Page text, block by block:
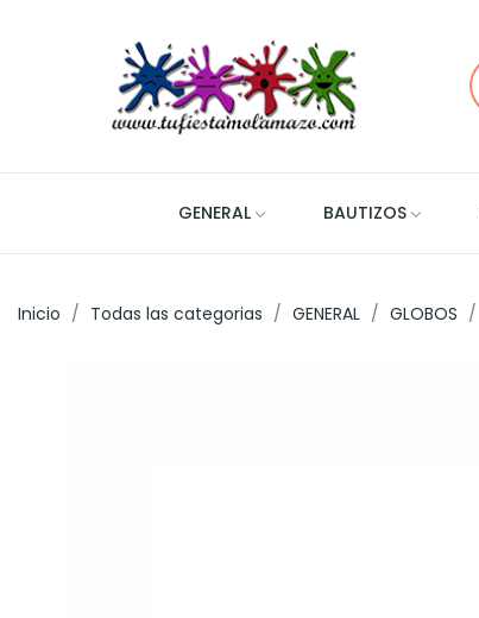
GENERAL BAUTIZOS
Inicio Todas las categorias GENERAL GLOBOS